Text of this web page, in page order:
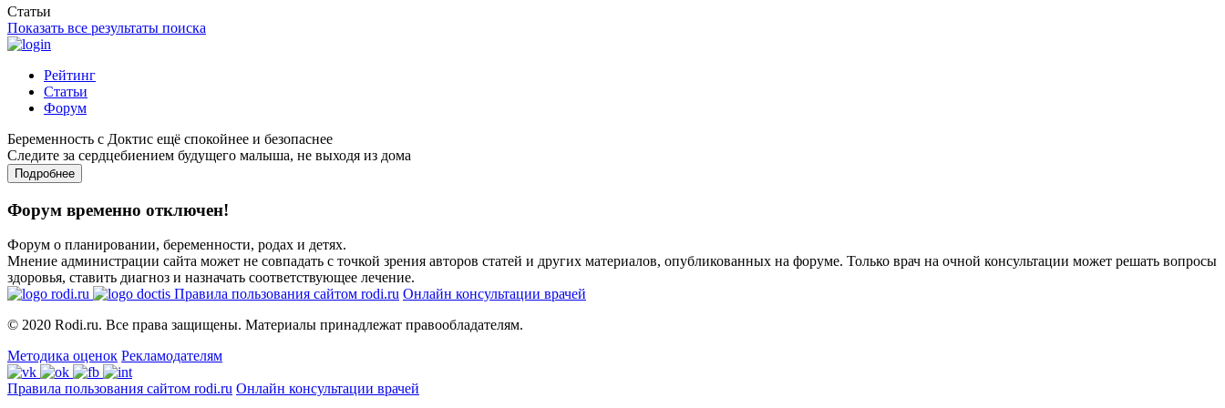
Статьи
Показать все результаты поиска
Рейтинг
Статьи
Форум
Беременность с Доктис ещё спокойнее и безопаснее
Следите за сердцебиением будущего малыша, не выходя из дома
Подробнее
Форум временно отключен!
Форум о планировании, беременности, родах и детях.
Мнение администрации сайта может не совпадать с точкой зрения авторов статей и других материалов, опубликованных на форуме. Только врач на очной консультации может решать вопросы
здоровья, ставить диагноз и назначать соответствующее лечение.
Правила пользования сайтом rodi.ru Онлайн консультации врачей
© 2020 Rodi.ru. Все права защищены. Материалы принадлежат правообладателям.
Методика оценок Рекламодателям
Правила пользования сайтом rodi.ru Онлайн консультации врачей